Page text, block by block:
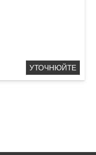
УТОЧНЮЙТЕ